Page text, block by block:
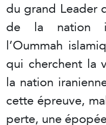
du grand Leader
de la nation
l’Oummah
qui cherchent la
la nation
cette épreuve,
perte, une